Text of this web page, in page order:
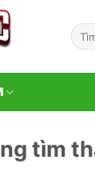
Tìm
kiếm:
tìm